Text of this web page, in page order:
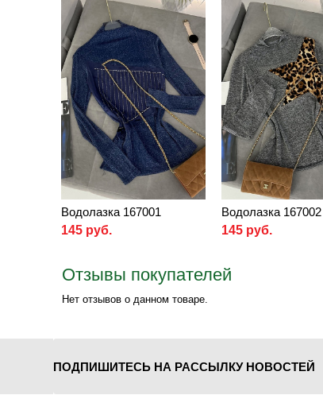
Водолазка 167001
145 руб.
Водолазка 167002
145 руб.
Отзывы покупателей
Нет отзывов о данном товаре.
ПОДПИШИТЕСЬ НА РАССЫЛКУ НОВОСТЕЙ